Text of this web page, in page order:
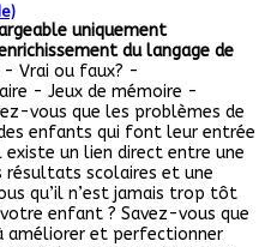
uniquement
du langage de
Vrai ou faux? -
- Jeux de mémoire -
vous que les problèmes de
enfants qui font leur entrée
un lien direct entre une
résultats scolaires et une
qu’il n’est jamais trop tôt
enfant ? Savez-vous que
améliorer et perfectionner